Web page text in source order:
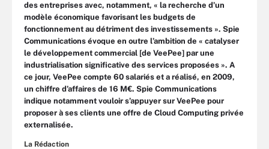
des entreprises avec, notamment, « la recherche d’un
modèle économique favorisant les budgets de
fonctionnement au détriment des investissements ». Spie
Communications évoque en outre l’ambition de « catalyser
le développement commercial [de VeePee] par une
industrialisation significative des services proposées ». A
ce jour, VeePee compte 60 salariés et a réalisé, en 2009,
un chiffre d’affaires de 16 M€. Spie Communications
indique notamment vouloir s’appuyer sur VeePee pour
proposer à ses clients une offre de Cloud Computing privée
externalisée.
La Rédaction